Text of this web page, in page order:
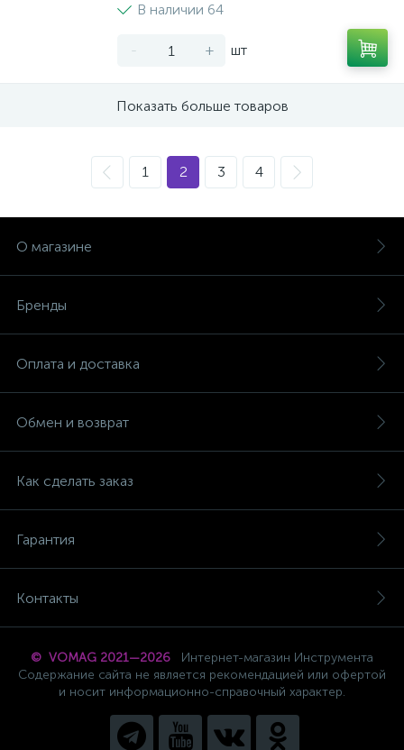
В наличии 64
- + шт
Показать больше товаров
1 2 3 4
О магазине
Бренды
Оплата и доставка
Обмен и возврат
Как сделать заказ
Гарантия
Контакты
© VOMAG 2021—2026
Интернет-магазин Инструмента
Содержание сайта не является рекомендацией или офертой
и носит информационно-справочный характер.